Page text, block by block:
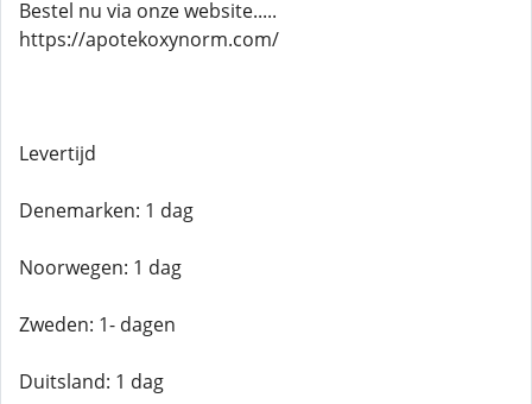
Bestel nu via onze website.....
https://apotekoxynorm.com/
Levertijd
Denemarken: 1 dag
Noorwegen: 1 dag
Zweden: 1- dagen
Duitsland: 1 dag